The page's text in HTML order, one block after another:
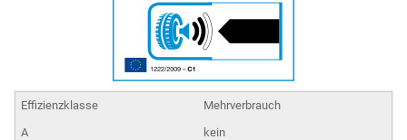
Mehrverbrauch
kein